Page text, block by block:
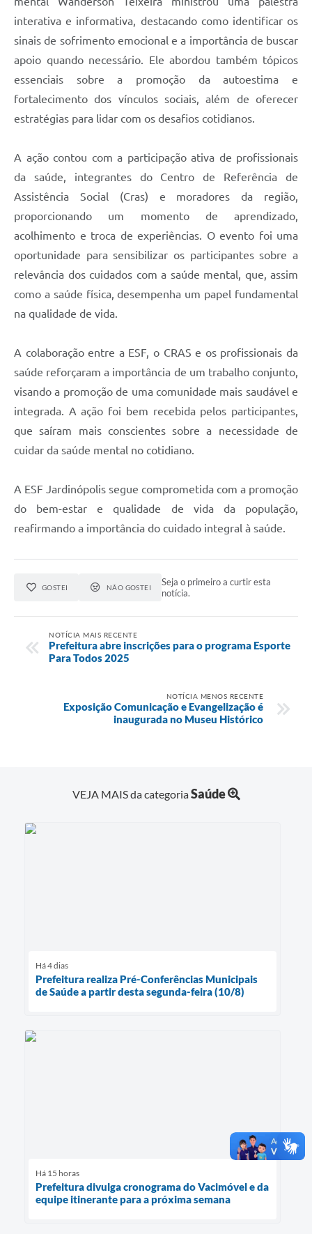
interativa e informativa, destacando como identificar os
sinais de sofrimento emocional e a importância de buscar
apoio quando necessário. Ele abordou também tópicos
essenciais sobre a promoção da autoestima e
fortalecimento dos vínculos sociais, além de oferecer
estratégias para lidar com os desafios cotidianos.
A ação contou com a participação ativa de profissionais
da saúde, integrantes do Centro de Referência de
Assistência Social (Cras) e moradores da região,
proporcionando um momento de aprendizado,
acolhimento e troca de experiências. O evento foi uma
oportunidade para sensibilizar os participantes sobre a
relevância dos cuidados com a saúde mental, que, assim
como a saúde física, desempenha um papel fundamental
na qualidade de vida.
A colaboração entre a ESF, o CRAS e os profissionais da
saúde reforçaram a importância de um trabalho conjunto,
visando a promoção de uma comunidade mais saudável e
integrada. A ação foi bem recebida pelos participantes,
que saíram mais conscientes sobre a necessidade de
cuidar da saúde mental no cotidiano.
A ESF Jardinópolis segue comprometida com a promoção
do bem-estar e qualidade de vida da população,
reafirmando a importância do cuidado integral à saúde.
GOSTEI NÃO GOSTEI
Seja o primeiro a curtir esta
notícia.
NOTÍCIA MAIS RECENTE
Prefeitura abre inscrições para o programa Esporte
Para Todos 2025
NOTÍCIA MENOS RECENTE
Exposição Comunicação e Evangelização é
inaugurada no Museu Histórico
VEJA MAIS da categoriaSaúde
Há 4 dias
Prefeitura realiza Pré-Conferências Municipais
de Saúde a partir desta segunda-feira (10/8)
Há 15 horas
Prefeitura divulga cronograma do Vacimóvel e da
equipe itinerante para a próxima semana